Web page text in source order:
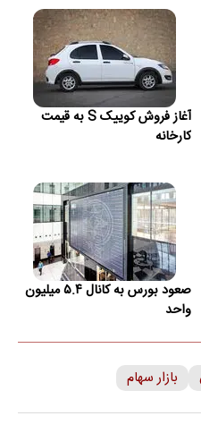
آغاز فروش کوییک S به قیمت
کارخانه
صعود بورس به کانال ۵.۴ میلیون
واحد
بازار سهام